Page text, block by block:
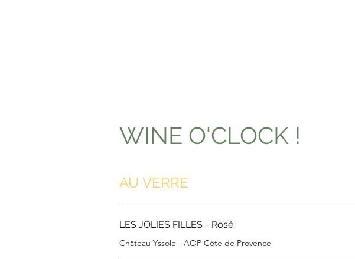
WINE O'CLOCK !
AU VERRE
LES JOLIES FILLES - Rosé
Château Yssole - AOP Côte de Provence